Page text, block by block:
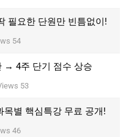
필요한 단원만 빈틈없이!
54
→ 4주 단기 점수 상승
53
목별 핵심특강 무료 공개!
46